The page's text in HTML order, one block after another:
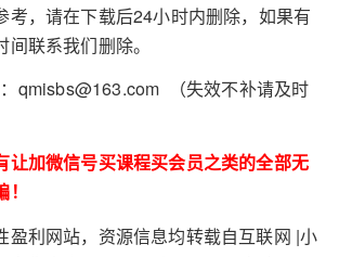
考，请在下载后24小时内删除，如果有
联系我们删除。
qmisbs@163.com （失效不补请及时
让加微信号买课程买会员之类的全部无
盈利网站，资源信息均转载自互联网 |小